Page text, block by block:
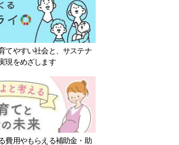
てやすい社会と、サステナ
現をめざします
費用やもらえる補助金・助